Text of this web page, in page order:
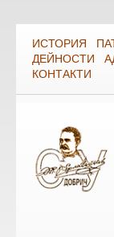
ИСТОРИЯ
ДЕЙНОСТИ
КОНТАКТИ